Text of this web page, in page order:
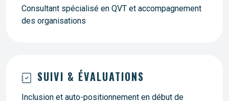
Consultant spécialisé en QVT et accompagnement
des organisations
SUIVI & ÉVALUATIONS
Inclusion et auto-positionnement en début de